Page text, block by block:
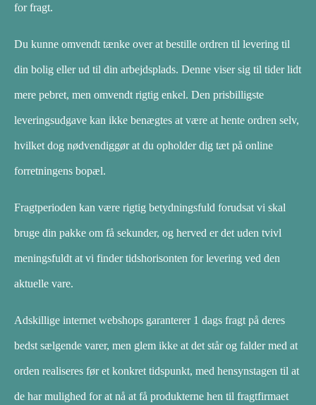
for fragt.
Du kunne omvendt tænke over at bestille ordren til levering til
din bolig eller ud til din arbejdsplads. Denne viser sig til tider lidt
mere pebret, men omvendt rigtig enkel. Den prisbilligste
leveringsudgave kan ikke benægtes at være at hente ordren selv,
hvilket dog nødvendiggør at du opholder dig tæt på online
forretningens bopæl.
Fragtperioden kan være rigtig betydningsfuld forudsat vi skal
bruge din pakke om få sekunder, og herved er det uden tvivl
meningsfuldt at vi finder tidshorisonten for levering ved den
aktuelle vare.
Adskillige internet webshops garanterer 1 dags fragt på deres
bedst sælgende varer, men glem ikke at det står og falder med at
orden realiseres før et konkret tidspunkt, med hensynstagen til at
de har mulighed for at nå at få produkterne hen til fragtfirmaet